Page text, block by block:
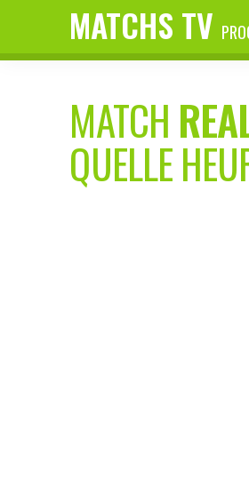
MATCHS TV
MATCH
QUELLE